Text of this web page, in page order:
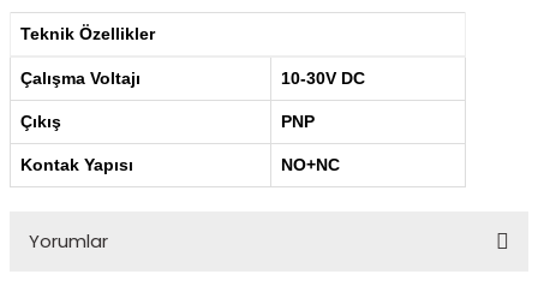
Teknik Özellikler
Çalışma Voltajı 10-30V DC
Çıkış PNP
Kontak Yapısı NO+NC
Yorumlar